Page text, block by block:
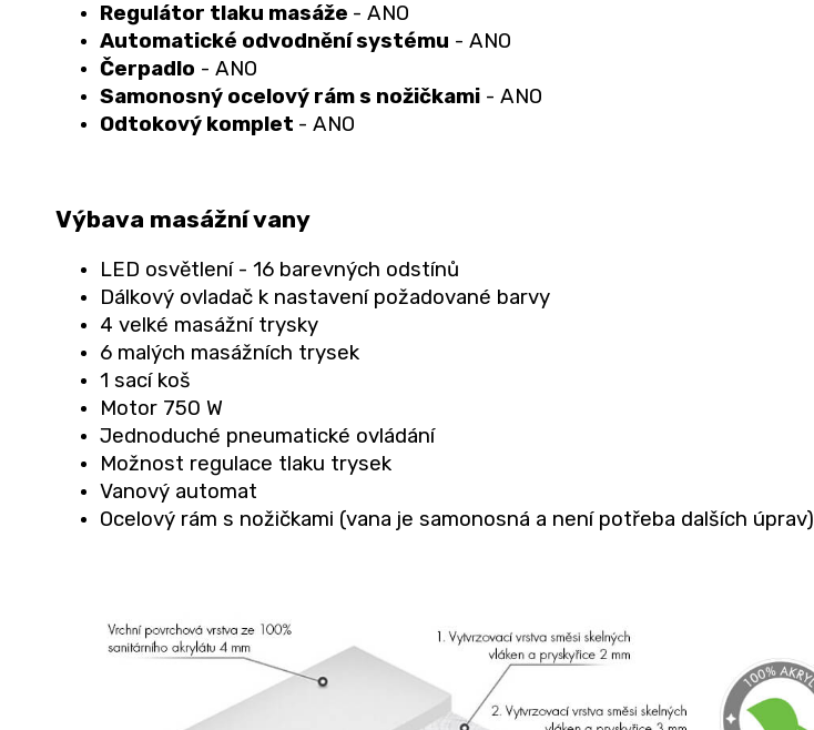
Regulátor tlaku masáže - ANO
Automatické odvodnění systému - ANO
Čerpadlo - ANO
Samonosný ocelový rám s nožičkami - ANO
Odtokový komplet - ANO
Výbava masážní vany
LED osvětlení - 16 barevných odstínů
Dálkový ovladač k nastavení požadované barvy
4 velké masážní trysky
6 malých masážních trysek
1 sací koš
Motor 750 W
Jednoduché pneumatické ovládání
Možnost regulace tlaku trysek
Vanový automat
Ocelový rám s nožičkami (vana je samonosná a není potřeba dalších úprav)